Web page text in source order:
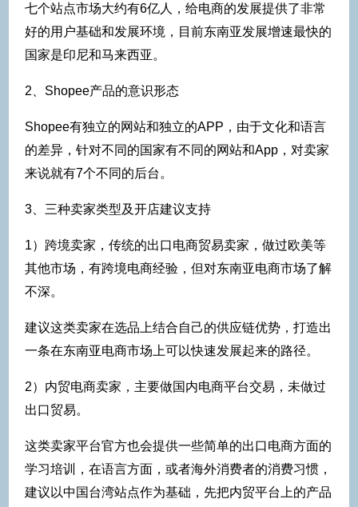
七个站点市场大约有6亿人，给电商的发展提供了非常
好的用户基础和发展环境，目前东南亚发展增速最快的
国家是印尼和马来西亚。
2、Shopee产品的意识形态
Shopee有独立的网站和独立的APP，由于文化和语言
的差异，针对不同的国家有不同的网站和App，对卖家
来说就有7个不同的后台。
3、三种卖家类型及开店建议支持
1）跨境卖家，传统的出口电商贸易卖家，做过欧美等
其他市场，有跨境电商经验，但对东南亚电商市场了解
不深。
建议这类卖家在选品上结合自己的供应链优势，打造出
一条在东南亚电商市场上可以快速发展起来的路径。
2）内贸电商卖家，主要做国内电商平台交易，未做过
出口贸易。
这类卖家平台官方也会提供一些简单的出口电商方面的
学习培训，在语言方面，或者海外消费者的消费习惯，
建议以中国台湾站点作为基础，先把内贸平台上的产品